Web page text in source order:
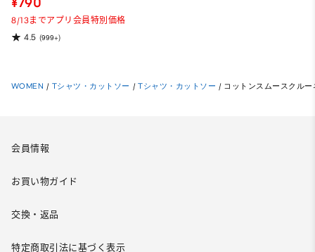
8/13までアプリ会員特別価格
4.5 (999+)
WOMEN / Tシャツ・カットソー / Tシャツ・カットソー / コットンスムースクル
会員情報
お買い物ガイド
交換・返品
特定商取引法に基づく表示